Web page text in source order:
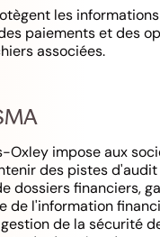
les
paiements et des
associées.
Oxley impose aux
des pistes
dossiers financiers,
de l'information
de la sécurité